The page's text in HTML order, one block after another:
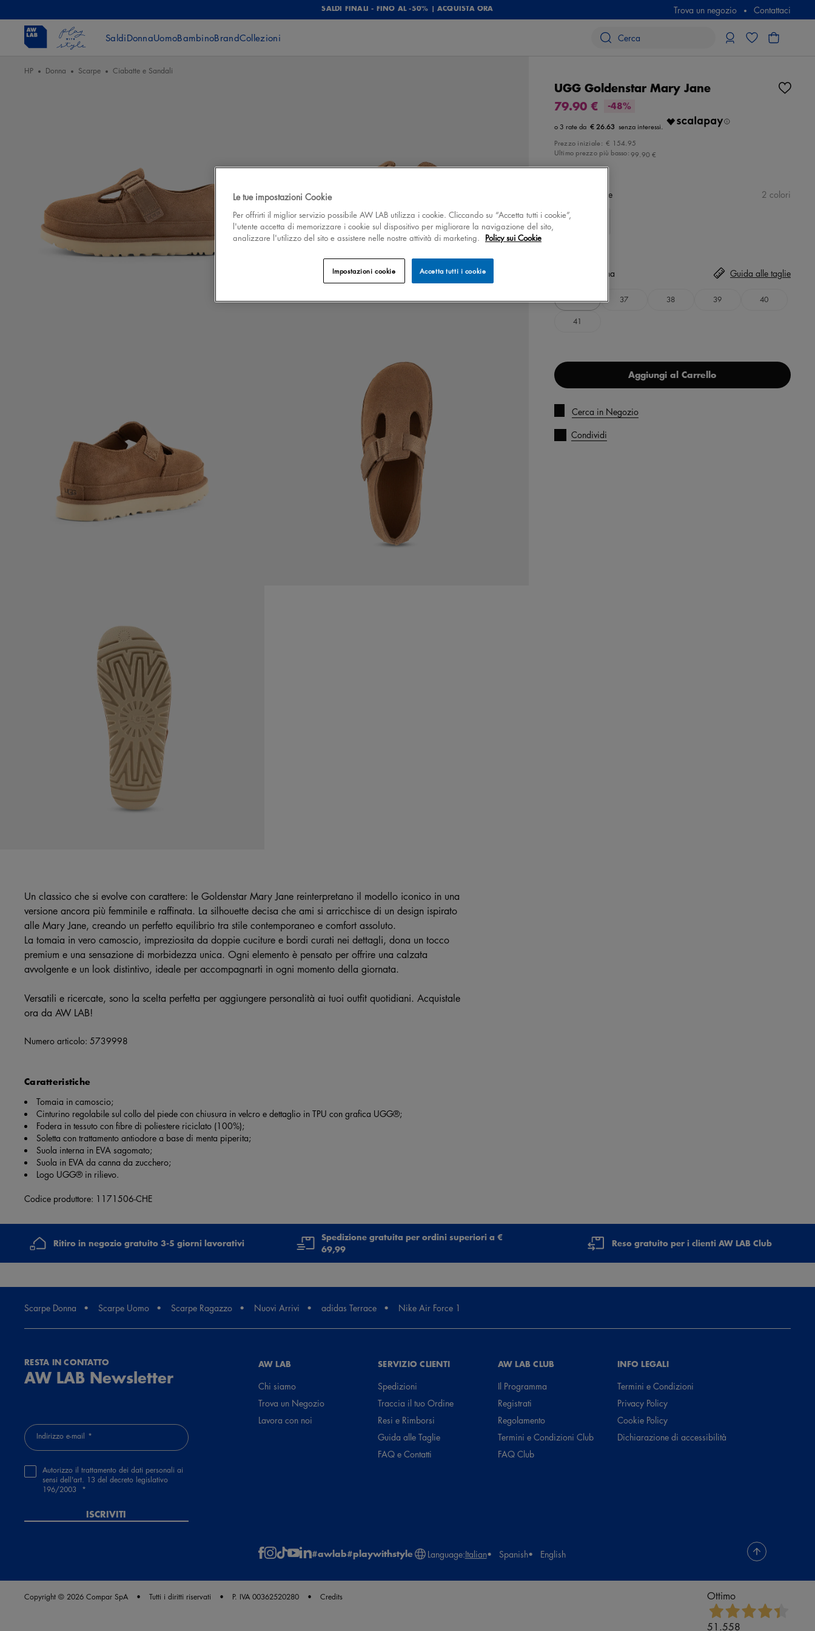
SALDI FINALI - FINO AL -50% | ACQUISTA ORA Trova un negozio Contattaci
SaldiDonnaUomoBambinoBrandCollezioni
HP Donna Scarpe Ciabatte e Sandali
Un classico che si evolve con carattere: le Goldenstar Mary Jane reinterpretano il modello iconico in una
versione ancora più femminile e raffinata. La silhouette decisa che ami si arricchisce di un design ispirato
alle Mary Jane, creando un perfetto equilibrio tra stile contemporaneo e comfort assoluto.
La tomaia in vero camoscio, impreziosita da doppie cuciture e bordi curati nei dettagli, dona un tocco
premium e una sensazione di morbidezza unica. Ogni elemento è pensato per offrire una calzata
avvolgente e un look distintivo, ideale per accompagnarti in ogni momento della giornata.
Versatili e ricercate, sono la scelta perfetta per aggiungere personalità ai tuoi outfit quotidiani. Acquistale
ora da AW LAB!
Numero articolo: 5739998
Caratteristiche
Tomaia in camoscio;
Cinturino regolabile sul collo del piede con chiusura in velcro e dettaglio in TPU con grafica UGG®;
Fodera in tessuto con fibre di poliestere riciclato (100%);
Soletta con trattamento antiodore a base di menta piperita;
Suola interna in EVA sagomato;
Suola in EVA da canna da zucchero;
Logo UGG® in rilievo.
Codice produttore: 1171506-CHE
UGG Goldenstar Mary Jane
79.90 €
-48%
€ 26.63
Prezzo iniziale: € 154.95
Ultimo prezzo più basso: 99.90 €
marrone 2 colori
Seleziona
36 37 38 39 40
41
Guida alle taglie
Aggiungi al Carrello
Cerca in Negozio
Condividi
Ritiro in negozio gratuito 3-5 giorni lavorativi
Spedizione gratuita per ordini superiori a €
69,99
Reso gratuito per i clienti AW LAB Club
Scarpe Donna Scarpe Uomo Scarpe Ragazzo Nuovi Arrivi adidas Terrace Nike Air Force 1
RESTA IN CONTATTO
AW LAB Newsletter
Indirizzo e-mail
Autorizzo il trattamento dei dati personali ai
sensi dell'art. 13 del decreto legislativo
196/2003
ISCRIVITI
AW LAB
Chi siamo
Trova un Negozio
Lavora con noi
SERVIZIO CLIENTI
Spedizioni
Traccia il tuo Ordine
Resi e Rimborsi
Guida alle Taglie
FAQ e Contatti
AW LAB CLUB
Il Programma
Registrati
Regolamento
Termini e Condizioni Club
FAQ Club
INFO LEGALI
Termini e Condizioni
Privacy Policy
Cookie Policy
Dichiarazione di accessibilità
#awlab#playwithstyle Language:Italian Spanish English
Copyright © 2026 Compar SpA Tutti i diritti riservati P. IVA 00362520280 Credits Ottimo
51.558
Le tue impostazioni Cookie
Per offrirti il miglior servizio possibile AW LAB utilizza i cookie. Cliccando su “Accetta tutti i cookie”,
l'utente accetta di memorizzare i cookie sul dispositivo per migliorare la navigazione del sito,
analizzare l'utilizzo del sito e assistere nelle nostre attività di marketing. Policy sui Cookie
Accetta tutti i cookie
Impostazioni cookie